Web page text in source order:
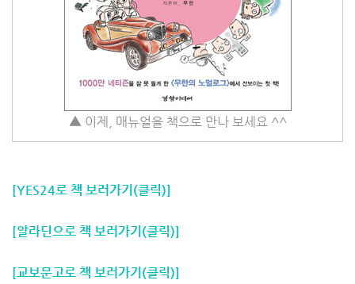
▲ 이제, 매뉴얼을 책으로 만나 보세요 ^^
[YES24로 책 보러가기(클릭)]
[알라딘으로 책 보러가기(클릭)]
[교보문고로 책 보러가기(클릭)]